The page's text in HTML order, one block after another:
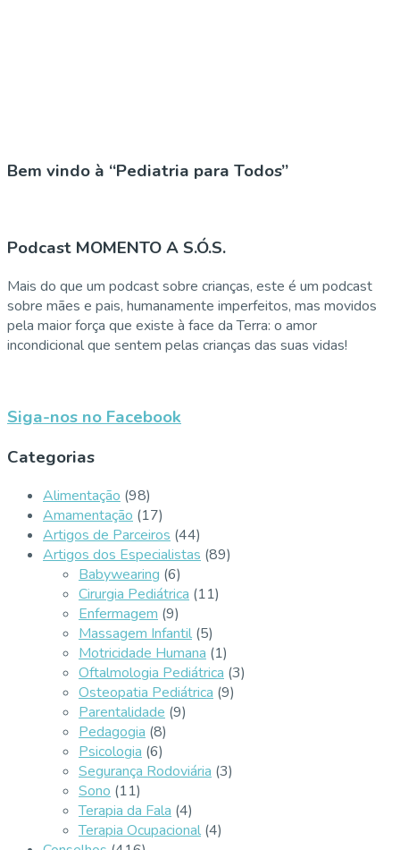
Bem vindo à “Pediatria para Todos”
Podcast MOMENTO A S.Ó.S.
Mais do que um podcast sobre crianças, este é um podcast
sobre mães e pais, humanamente imperfeitos, mas movidos
pela maior força que existe à face da Terra: o amor
incondicional que sentem pelas crianças das suas vidas!
Siga-nos no Facebook
Categorias
Alimentação (98)
Amamentação (17)
Artigos de Parceiros (44)
Artigos dos Especialistas (89)
Babywearing (6)
Cirurgia Pediátrica (11)
Enfermagem (9)
Massagem Infantil (5)
Motricidade Humana (1)
Oftalmologia Pediátrica (3)
Osteopatia Pediátrica (9)
Parentalidade (9)
Pedagogia (8)
Psicologia (6)
Segurança Rodoviária (3)
Sono (11)
Terapia da Fala (4)
Terapia Ocupacional (4)